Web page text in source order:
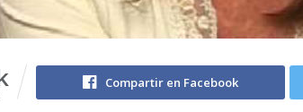
Compartir en Facebook